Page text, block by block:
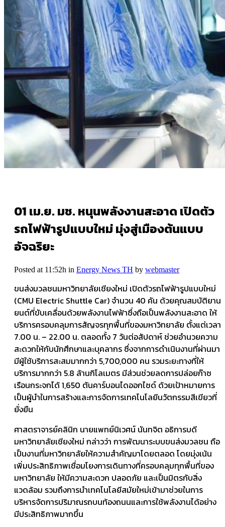
01 เม.ย. มช. หนุนพลังงานสะอาด เปิดตัว
รถไฟฟ้ารูปแบบใหม่ มุ่งสู่เมืองต้นแบบ
อัจฉริยะ
Posted at 11:52h in Energy News TH by webmaster
ขนส่งมวลชนมหาวิทยาลัยเชียงใหม่ เปิดตัวรถไฟฟ้ารูปแบบใหม่
(CMU Electric Shuttle Car) จำนวน 40 คัน ด้วยคุณสมบัติยาน
ยนต์ที่ขับเคลื่อนด้วยพลังงานไฟฟ้าซึ่งถือเป็นพลังงานสะอาด ให้
บริการครอบคลุมการสัญจรทุกพื้นที่ของมหาวิทยาลัย ตั้งแต่เวลา
7.00 น. – 22.00 น. ตลอดทั้ง 7 วันต่อสัปดาห์ ช่วยอำนวยความ
สะดวกให้กับนักศึกษาและบุคลากร ซึ่งจากการดำเนินงานที่ผ่านมา
มีผู้ใช้บริการสะสมมากกว่า 5,700,000 คน รวมระยะทางที่ให้
บริการมากกว่า 5.8 ล้านกิโลเมตร มีส่วนช่วยลดการปล่อยก๊าซ
เรือนกระจกได้ 1,650 ตันคาร์บอนไดออกไซด์ ด้วยเป้าหมายการ
เป็นผู้นำในการสร้างและการจัดการเทคโนโลยีนวัตกรรมสีเขียวที่
ยั่งยืน
ศาสตราจารย์คลินิก นายแพทย์นิเวศน์ นันทจิต อธิการบดี
มหาวิทยาลัยเชียงใหม่ กล่าวว่า การพัฒนาระบบขนส่งมวลชน ถือ
เป็นงานที่มหาวิทยาลัยให้ความสำคัญมาโดยตลอด โดยมุ่งเน้น
เพิ่มประสิทธิภาพเชื่อมโยงการเดินทางที่ครอบคลุมทุกพื้นที่ของ
มหาวิทยาลัย ให้มีความสะดวก ปลอดภัย และเป็นมิตรกับสิ่ง
แวดล้อม รวมถึงการนำเทคโนโลยีสมัยใหม่เข้ามาช่วยในการ
บริหารจัดการปริมาณรถบนท้องถนนและการใช้พลังงานได้อย่าง
มีประสิทธิภาพมากขึ้น